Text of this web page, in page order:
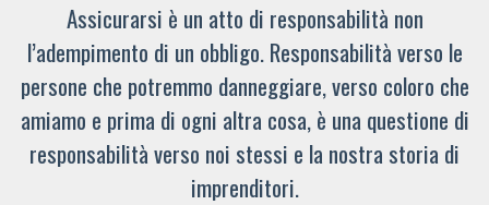
Assicurarsi è un atto di responsabilità non
l’adempimento di un obbligo. Responsabilità verso le
persone che potremmo danneggiare, verso coloro che
amiamo e prima di ogni altra cosa, è una questione di
responsabilità verso noi stessi e la nostra storia di
imprenditori.